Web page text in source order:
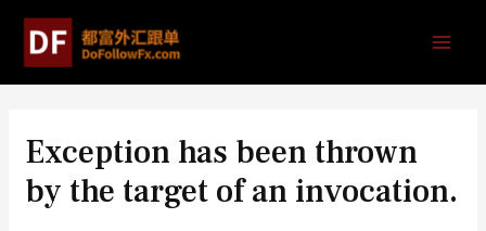
Exception has been thrown
by the target of an invocation.